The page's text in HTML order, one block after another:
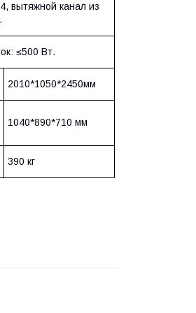
вытяжной канал из
≤500 Вт.
2010*1050*2450мм
1040*890*710 мм
390 кг